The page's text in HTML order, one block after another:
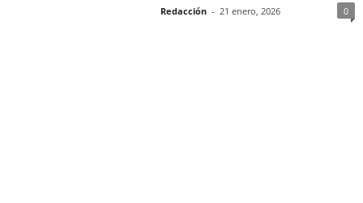
Redacción - 21 enero, 2026 0